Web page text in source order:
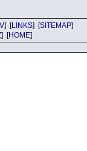
] [LINKS] [SITEMAP]
] [HOME]